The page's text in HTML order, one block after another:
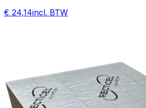
€ 24,14incl. BTW